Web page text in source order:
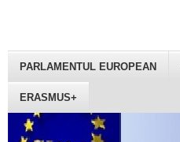
PARLAMENTUL EUROPEAN
ERASMUS+